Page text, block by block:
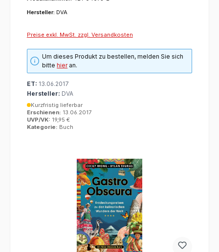
Hersteller: DVA
Preise exkl. MwSt. zzgl. Versandkosten
Um dieses Produkt zu bestellen, melden Sie sich
bittehieran.
ET: 13.06.2017
Hersteller: DVA
Kurzfristig lieferbar
Erschienen: 13.06.2017
UVP/VK: 19,95 €
Kategorie: Buch